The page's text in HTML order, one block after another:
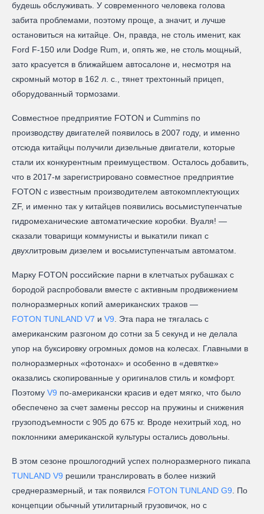
будешь обслуживать. У современного человека голова
забита проблемами, поэтому проще, а значит, и лучше
остановиться на китайце. Он, правда, не столь именит, как
Ford F-150 или Dodge Rum, и, опять же, не столь мощный,
зато красуется в ближайшем автосалоне и, несмотря на
скромный мотор в 162 л. с., тянет трехтонный прицеп,
оборудованный тормозами.
Совместное предприятие FOTON и Cummins по
производству двигателей появилось в 2007 году, и именно
отсюда китайцы получили дизельные двигатели, которые
стали их конкурентным преимуществом. Осталось добавить,
что в 2017-м зарегистрировано совместное предприятие
FOTON с известным производителем автокомплектующих
ZF, и именно так у китайцев появились восьмиступенчатые
гидромеханические автоматические коробки. Вуаля! —
сказали товарищи коммунисты и выкатили пикап с
двухлитровым дизелем и восьмиступенчатым автоматом.
Марку FOTON российские парни в клетчатых рубашках с
бородой распробовали вместе с активным продвижением
полноразмерных копий американских траков —
FOTON TUNLAND V7 и V9 . Эта пара не тягалась с
американским разгоном до сотни за 5 секунд и не делала
упор на буксировку огромных домов на колесах. Главными в
полноразмерных «фотонах» и особенно в «девятке»
оказались скопированные у оригиналов стиль и комфорт.
Поэтому V9 по-американски красив и едет мягко, что было
обеспечено за счет замены рессор на пружины и снижения
грузоподъемности с 905 до 675 кг. Вроде нехитрый ход, но
поклонники американской культуры остались довольны.
В этом сезоне прошлогодний успех полноразмерного пикапа
TUNLAND V9 решили транслировать в более низкий
среднеразмерный, и так появился FOTON TUNLAND G9 . По
концепции обычный утилитарный грузовичок, но с